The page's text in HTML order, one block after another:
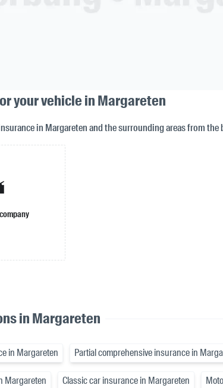
your vehicle in Margareten
in Margareten and the surrounding areas from
in Margareten
in Margareten Partial comprehensive insurance in
Margareten Classic car insurance in Margareten